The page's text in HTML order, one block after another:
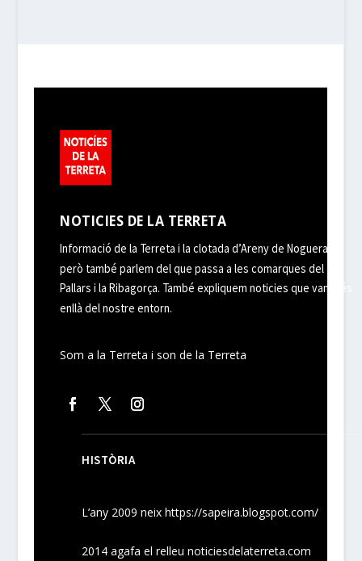
NOTICIES DE LA TERRETA
Informació de la Terreta i la clotada d’Areny de Noguera,
però també parlem del que passa a les comarques del
Pallars i la Ribagorça. També expliquem noticies que van més
enllà del nostre entorn.
Som a la Terreta i son de la Terreta
HISTÒRIA
L’any 2009 neixhttps://sapeira.blogspot.com/
2014 agafa el relleu noticiesdelaterreta.com